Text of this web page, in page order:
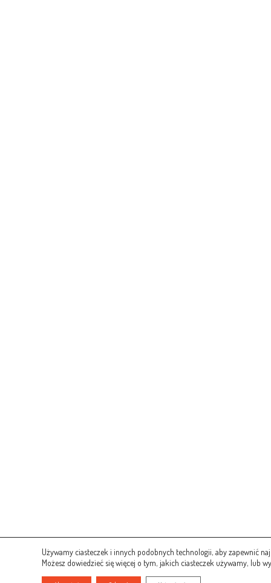
Używamy ciasteczek i innych podobnych technologii, aby zapewnić
Możesz dowiedzieć się więcej o tym, jakich ciasteczek używamy, lub